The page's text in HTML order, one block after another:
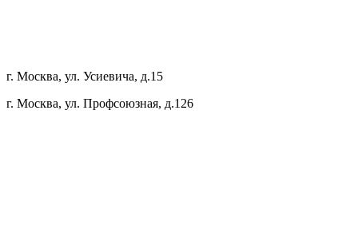
г. Москва, ул. Усиевича, д.15
г. Москва, ул. Профсоюзная, д.126